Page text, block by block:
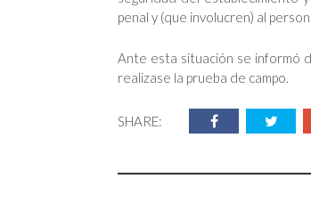
penal y (que involucren) al
Ante esta situación se informó
realizase la prueba de campo.
SHARE: